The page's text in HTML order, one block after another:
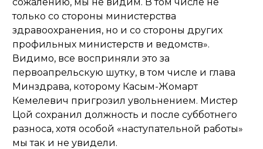
только со стороны министерства
здравоохранения, но и со стороны других
профильных министерств и ведомств».
Видимо, все восприняли это за
первоапрельскую шутку, в том числе и глава
Минздрава, которому Касым-Жомарт
Кемелевич пригрозил увольнением. Мистер
Цой сохранил должность и после субботнего
разноса, хотя особой «наступательной работы»
мы так и не увидели.